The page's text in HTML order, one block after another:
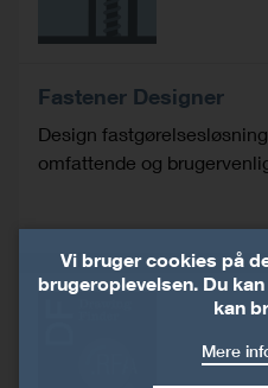
Fastener Designer
Design
omfattende og
Vi bruger cookies på
brugeroplevelsen. Du
kan
Mere